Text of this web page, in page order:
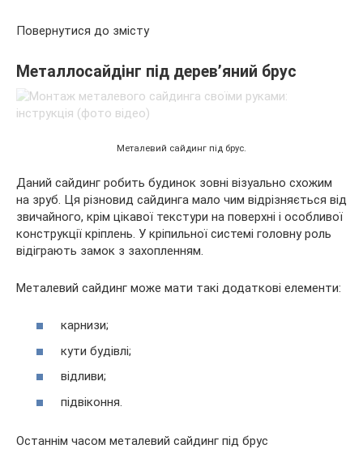
Повернутися до змісту
Металлосайдінг під дерев’яний брус
Металевий сайдинг під брус.
Даний сайдинг робить будинок зовні візуально схожим
на зруб. Ця різновид сайдинга мало чим відрізняється від
звичайного, крім цікавої текстури на поверхні і особливої
конструкції кріплень. У кріпильної системі головну роль
відіграють замок з захопленням.
Металевий сайдинг може мати такі додаткові елементи:
карнизи;
кути будівлі;
відливи;
підвіконня.
Останнім часом металевий сайдинг під брус